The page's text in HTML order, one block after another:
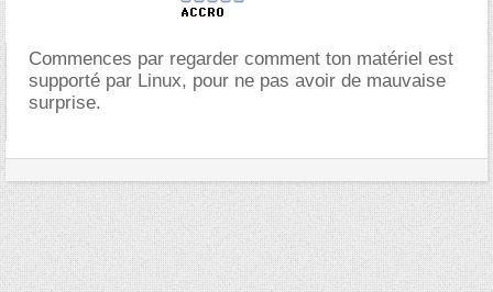
Commences par regarder comment ton matériel est
supporté par Linux, pour ne pas avoir de mauvaise
surprise.